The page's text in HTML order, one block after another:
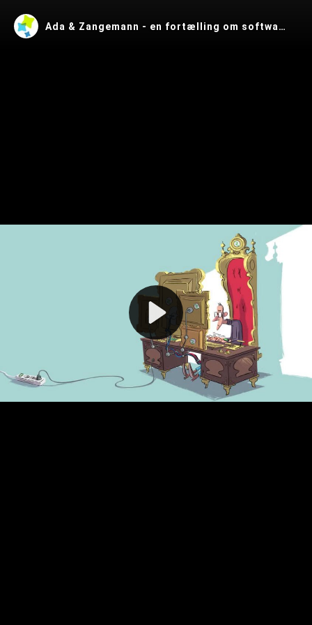
Play
Video
Ada & Zangemann - en fortælling om software, skateboards og hindbæris